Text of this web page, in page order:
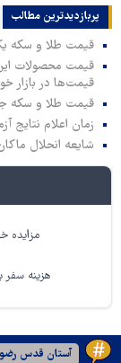
پربازدیدترین‌ مطالب
قیمت طلا و سکه یکشنبه ۱۱ مرداد ۱۴۰۵/ ریزش
قیمت‌ها در بازار
قیمت طلا و سکه جمعه ۱۶ مرداد ۱۴۰۵/ طلای ۱۸
زمان اعلام
شایعه انحلال
مزایده
هزینه سفر
آستان قدس